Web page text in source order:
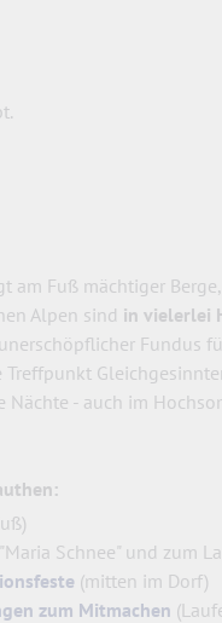
am Fuß mächtiger Berge,
Alpen sind in vielerlei
Fundus
Nächte - auch im
Schnee" und zum
(mitten im Dorf)
zum Mitmachen